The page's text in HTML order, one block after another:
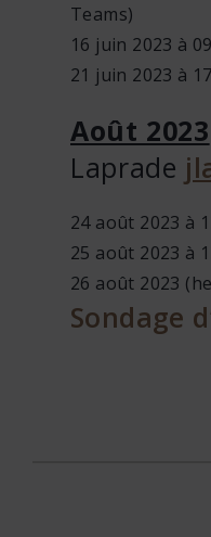
Teams)
16 juin 2023 à
21 juin 2023 à
Août 2023
Laprade
24 août 2023 à
25 août 2023 à
26 août 2023
Sondage